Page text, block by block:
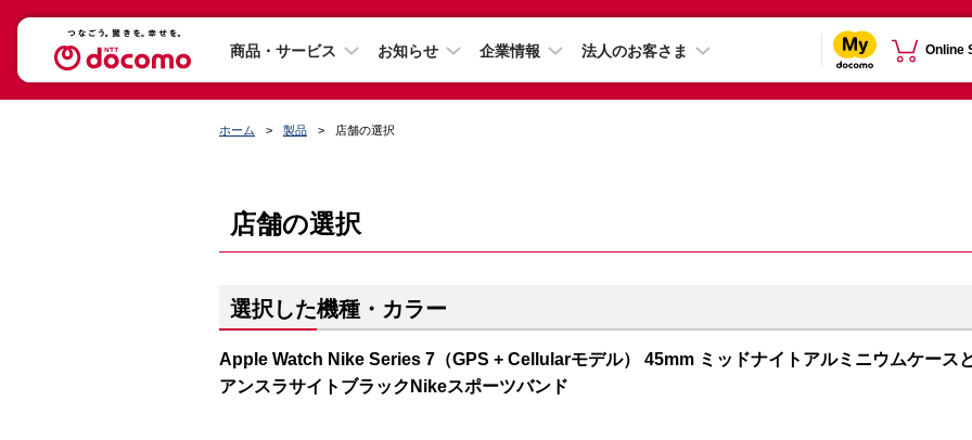
商品・サービス お知らせ 企業情報 法人のお客さま Online
ホーム 製品 店舗の選択
店舗の選択
選択した機種・カラー
Apple Watch Nike Series 7（GPS + Cellularモデル） 45mm ミッドナイトアルミニウムケース
アンスラサイトブラックNikeスポーツバンド